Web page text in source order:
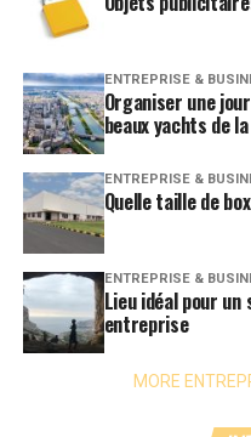
ENTREPRISE &
Organiser une
beaux yachts de
ENTREPRISE &
Quelle taille de
ENTREPRISE &
Lieu idéal pour
entreprise
MORE